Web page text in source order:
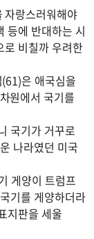
자랑스러워해야
등에 반대하는 시
로 비칠까 우려한
은 애국심을
원에서 국기를
국기가 거꾸로
나라였던 미국
게양이 트럼프
기를 게양하더라
지판을 세울